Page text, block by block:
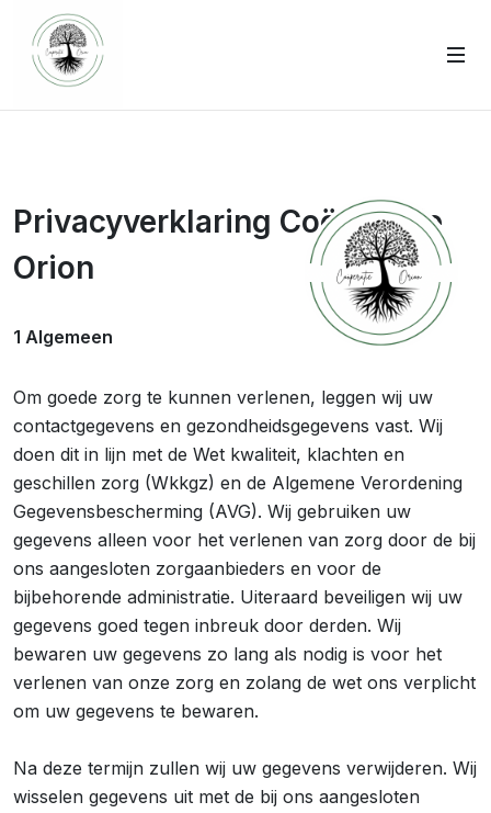
Privacyverklaring Coöperatie
Orion
1 Algemeen
Om goede zorg te kunnen verlenen, leggen wij uw
contactgegevens en gezondheidsgegevens vast. Wij
doen dit in lijn met de Wet kwaliteit, klachten en
geschillen zorg (Wkkgz) en de Algemene Verordening
Gegevensbescherming (AVG). Wij gebruiken uw
gegevens alleen voor het verlenen van zorg door de bij
ons aangesloten zorgaanbieders en voor de
bijbehorende administratie. Uiteraard beveiligen wij uw
gegevens goed tegen inbreuk door derden. Wij
bewaren uw gegevens zo lang als nodig is voor het
verlenen van onze zorg en zolang de wet ons verplicht
om uw gegevens te bewaren.
Na deze termijn zullen wij uw gegevens verwijderen. Wij
wisselen gegevens uit met de bij ons aangesloten